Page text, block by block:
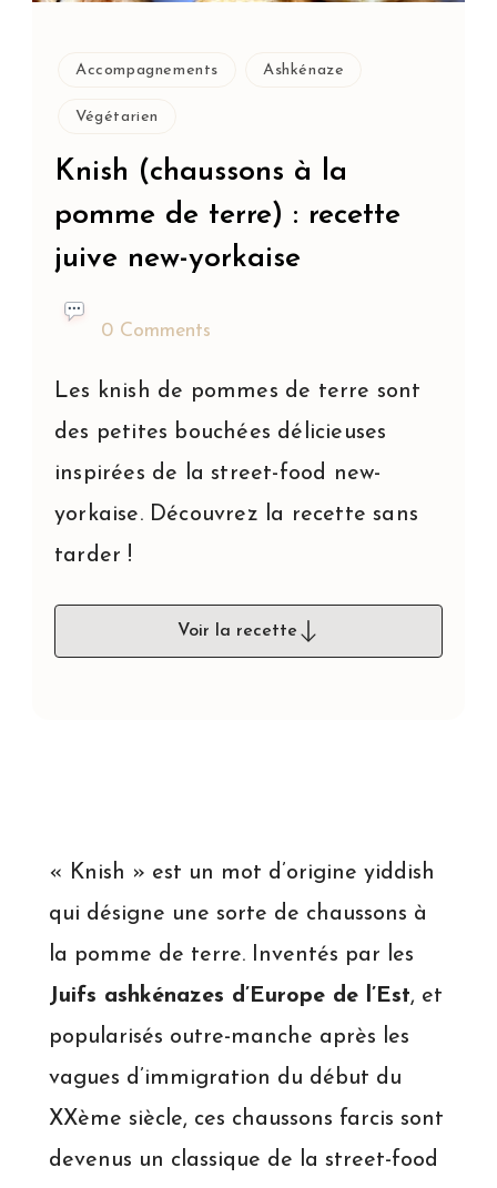
Accompagnements Ashkénaze
Végétarien
Knish (chaussons à la
pomme de terre) : recette
juive new-yorkaise
0 Comments
Les knish de pommes de terre sont
des petites bouchées délicieuses
inspirées de la street-food new-
yorkaise. Découvrez la recette sans
tarder !
Voir la recette
« Knish » est un mot d’origine yiddish
qui désigne une sorte de chaussons à
la pomme de terre. Inventés par les
Juifs ashkénazes d’Europe de l’Est, et
popularisés outre-manche après les
vagues d’immigration du début du
XXème siècle, ces chaussons farcis sont
devenus un classique de la street-food